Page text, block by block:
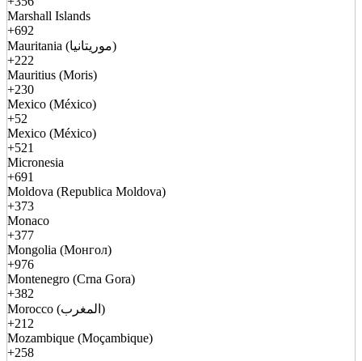
Marshall Islands
+692
Mauritania (موريتانيا)
+222
Mauritius (Moris)
+230
Mexico (México)
+52
Mexico (México)
+521
Micronesia
+691
Moldova (Republica Moldova)
+373
Monaco
+377
Mongolia (Монгол)
+976
Montenegro (Crna Gora)
+382
Morocco (المغرب)
+212
Mozambique (Moçambique)
+258